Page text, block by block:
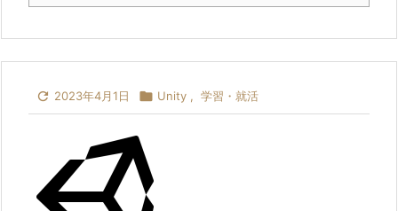
 2023年4月1日  Unity , 学習・就活